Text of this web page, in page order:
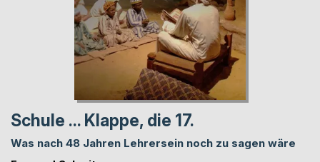
Schule ... Klappe, die 17.
Was nach 48 Jahren Lehrersein noch zu sagen wäre